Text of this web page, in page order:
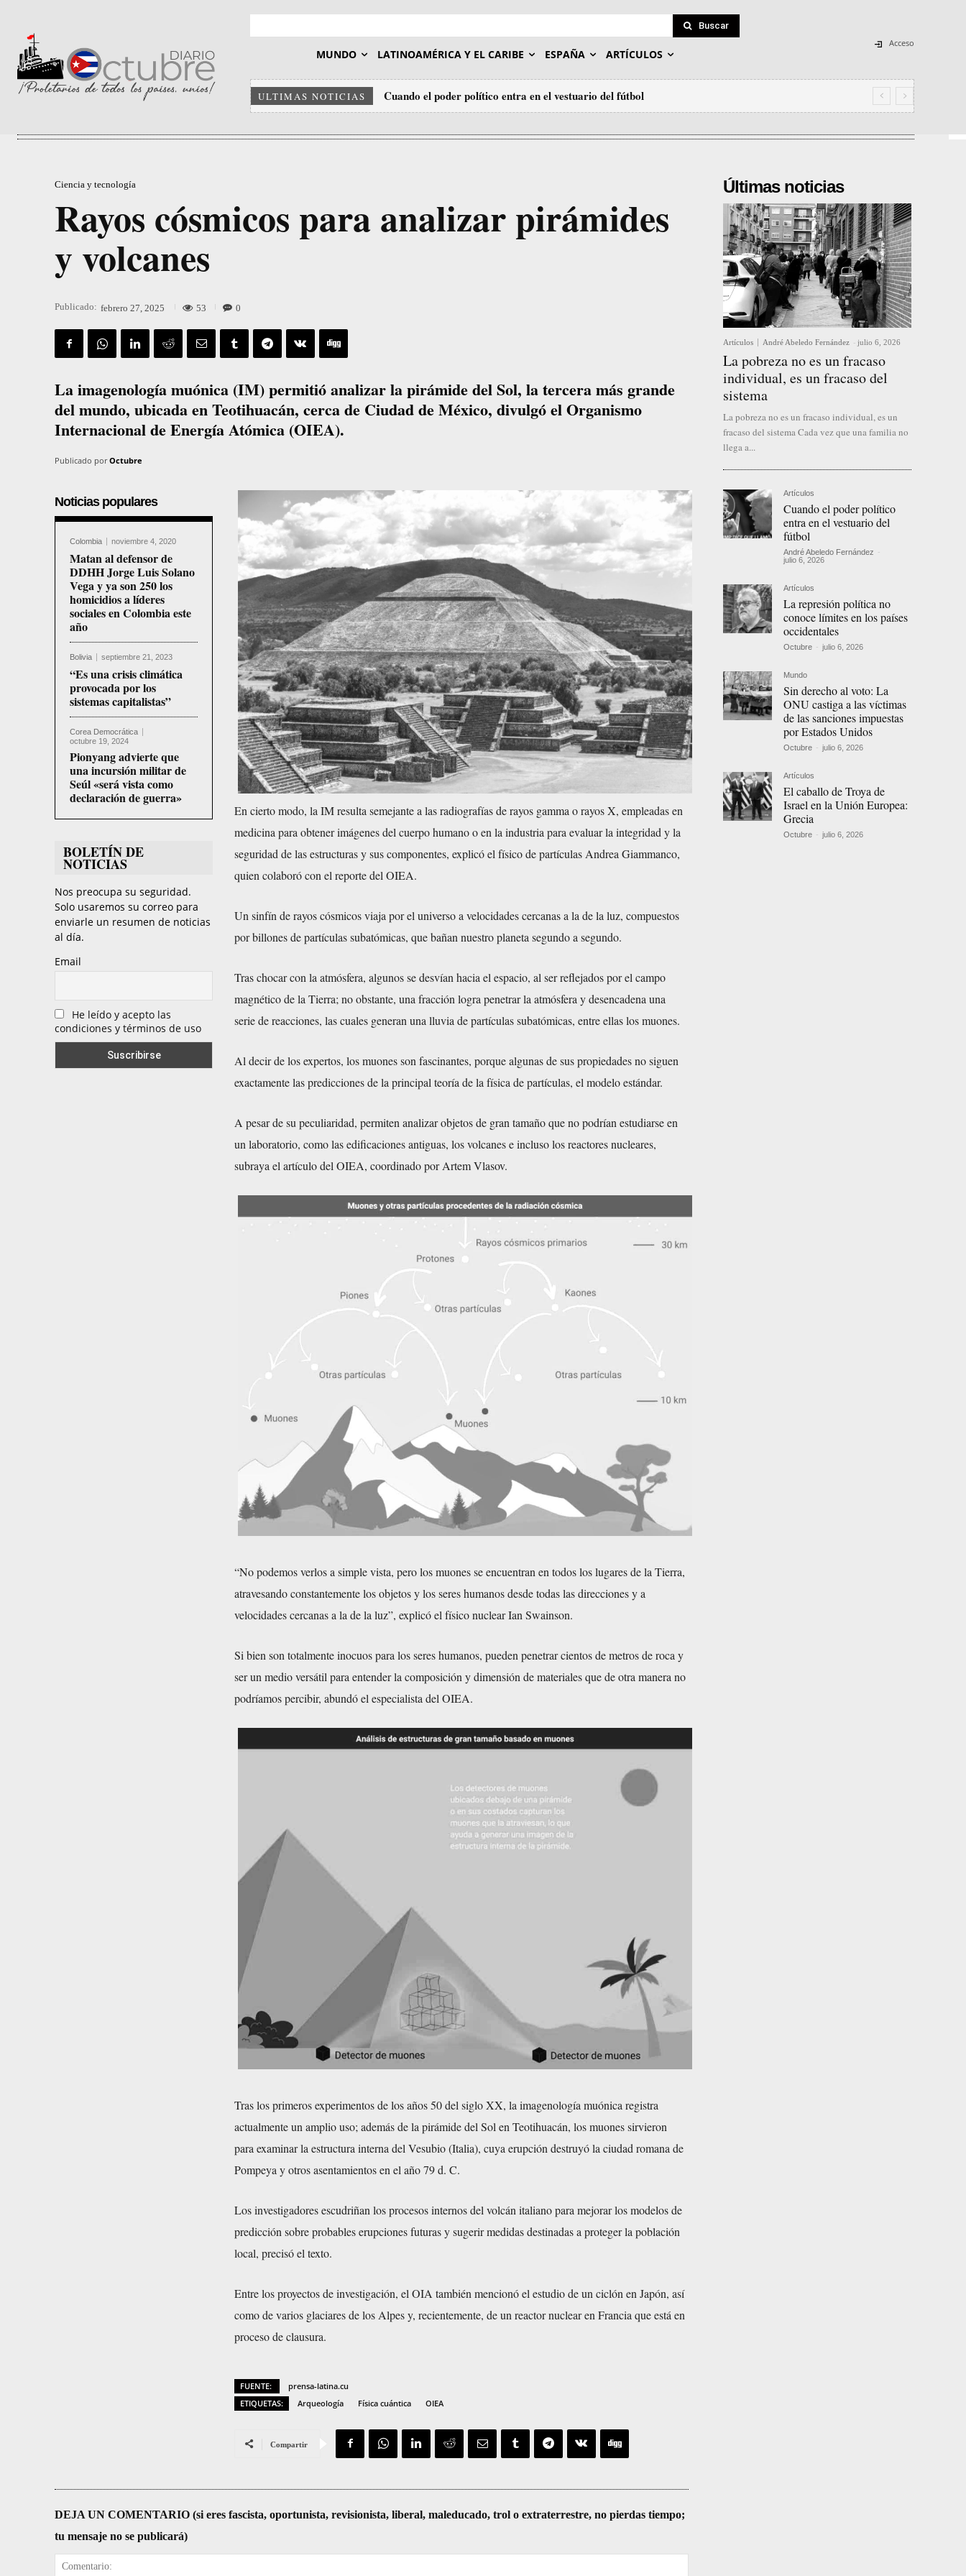
Buscar
MUNDO LATINOAMÉRICA Y EL CARIBE ESPAÑA ARTÍCULOS
Acceso
ULTIMAS NOTICIAS Cuando el poder político entra en el vestuario del fútbol
La represión política no conoce límites en los países occidentales
Ciencia y tecnología
Rayos cósmicos para analizar pirámides
y volcanes
Publicado: febrero 27, 2025 53 0
La imagenología muónica (IM) permitió analizar la pirámide del Sol, la tercera más grande
del mundo, ubicada en Teotihuacán, cerca de Ciudad de México, divulgó el Organismo
Internacional de Energía Atómica (OIEA).
Publicado por Octubre
Noticias populares
Colombia noviembre 4, 2020
Matan al defensor de
DDHH Jorge Luis Solano
Vega y ya son 250 los
homicidios a líderes
sociales en Colombia este
año
Bolivia septiembre 21, 2023
“Es una crisis climática
provocada por los
sistemas capitalistas”
Corea Democrática
octubre 19, 2024
Pionyang advierte que
una incursión militar de
Seúl «será vista como
declaración de guerra»
BOLETÍN DE
NOTICIAS
Nos preocupa su seguridad.
Solo usaremos su correo para
enviarle un resumen de noticias
al día.
Email
He leído y acepto las
condiciones y términos de uso
En cierto modo, la IM resulta semejante a las radiografías de rayos gamma o rayos X, empleadas en
medicina para obtener imágenes del cuerpo humano o en la industria para evaluar la integridad y la
seguridad de las estructuras y sus componentes, explicó el físico de partículas Andrea Giammanco,
quien colaboró con el reporte del OIEA.
Un sinfín de rayos cósmicos viaja por el universo a velocidades cercanas a la de la luz, compuestos
por billones de partículas subatómicas, que bañan nuestro planeta segundo a segundo.
Tras chocar con la atmósfera, algunos se desvían hacia el espacio, al ser reflejados por el campo
magnético de la Tierra; no obstante, una fracción logra penetrar la atmósfera y desencadena una
serie de reacciones, las cuales generan una lluvia de partículas subatómicas, entre ellas los muones.
Al decir de los expertos, los muones son fascinantes, porque algunas de sus propiedades no siguen
exactamente las predicciones de la principal teoría de la física de partículas, el modelo estándar.
A pesar de su peculiaridad, permiten analizar objetos de gran tamaño que no podrían estudiarse en
un laboratorio, como las edificaciones antiguas, los volcanes e incluso los reactores nucleares,
subraya el artículo del OIEA, coordinado por Artem Vlasov.
“No podemos verlos a simple vista, pero los muones se encuentran en todos los lugares de la Tierra,
atravesando constantemente los objetos y los seres humanos desde todas las direcciones y a
velocidades cercanas a la de la luz”, explicó el físico nuclear Ian Swainson.
Si bien son totalmente inocuos para los seres humanos, pueden penetrar cientos de metros de roca y
ser un medio versátil para entender la composición y dimensión de materiales que de otra manera no
podríamos percibir, abundó el especialista del OIEA.
Tras los primeros experimentos de los años 50 del siglo XX, la imagenología muónica registra
actualmente un amplio uso; además de la pirámide del Sol en Teotihuacán, los muones sirvieron
para examinar la estructura interna del Vesubio (Italia), cuya erupción destruyó la ciudad romana de
Pompeya y otros asentamientos en el año 79 d. C.
Los investigadores escudriñan los procesos internos del volcán italiano para mejorar los modelos de
predicción sobre probables erupciones futuras y sugerir medidas destinadas a proteger la población
local, precisó el texto.
Entre los proyectos de investigación, el OIA también mencionó el estudio de un ciclón en Japón, así
como de varios glaciares de los Alpes y, recientemente, de un reactor nuclear en Francia que está en
proceso de clausura.
FUENTE:
prensa-latina.cu
ETIQUETAS:
Arqueología Física cuántica OIEA
Compartir
DEJA UN COMENTARIO (si eres fascista, oportunista, revisionista, liberal, maleducado, trol o extraterrestre, no pierdas tiempo;
tu mensaje no se publicará)
Últimas noticias
Artículos André Abeledo Fernández - julio 6, 2026
La pobreza no es un fracaso
individual, es un fracaso del
sistema
La pobreza no es un fracaso individual, es un
fracaso del sistema Cada vez que una familia no
llega a...
Artículos
Cuando el poder político
entra en el vestuario del
fútbol
André Abeledo Fernández -
julio 6, 2026
Artículos
La represión política no
conoce límites en los países
occidentales
Octubre - julio 6, 2026
Mundo
Sin derecho al voto: La
ONU castiga a las víctimas
de las sanciones impuestas
por Estados Unidos
Octubre - julio 6, 2026
Artículos
El caballo de Troya de
Israel en la Unión Europea:
Grecia
Octubre - julio 6, 2026